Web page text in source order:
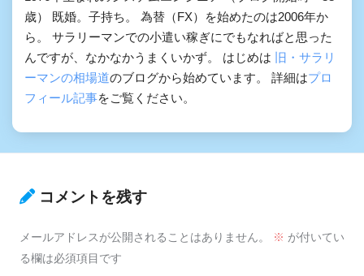
歳） 既婚。子持ち。 為替（FX）を始めたのは2006年か
ら。 サラリーマンでの小遣い稼ぎにでもなればと思った
んですが、なかなかうまくいかず。 はじめは 旧・サラリ
ーマンの相場道のブログから始めています。 詳細はプロ
フィール記事をご覧ください。
コメントを残す
メールアドレスが公開されることはありません。 ※ が付いてい
る欄は必須項目です